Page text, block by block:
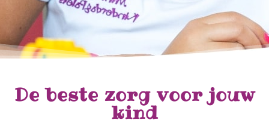
De beste zorg voor jouw
kind